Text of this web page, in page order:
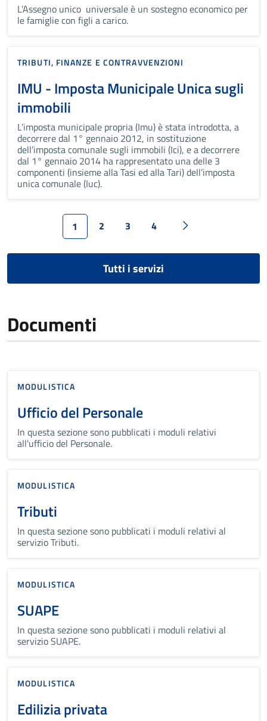
L’Assegno unico universale è un sostegno economico per
le famiglie con figli a carico.
TRIBUTI, FINANZE E CONTRAVVENZIONI
IMU - Imposta Municipale Unica sugli
immobili
L’imposta municipale propria (Imu) è stata introdotta, a
decorrere dal 1° gennaio 2012, in sostituzione
dell’imposta comunale sugli immobili (Ici), e a decorrere
dal 1° gennaio 2014 ha rappresentato una delle 3
componenti (insieme alla Tasi ed alla Tari) dell’imposta
unica comunale (Iuc).
1 2 3 4
Tutti i servizi
Documenti
MODULISTICA
Ufficio del Personale
In questa sezione sono pubblicati i moduli relativi
all'ufficio del Personale.
MODULISTICA
Tributi
In questa sezione sono pubblicati i moduli relativi al
servizio Tributi.
MODULISTICA
SUAPE
In questa sezione sono pubblicati i moduli relativi al
servizio SUAPE.
MODULISTICA
Edilizia privata